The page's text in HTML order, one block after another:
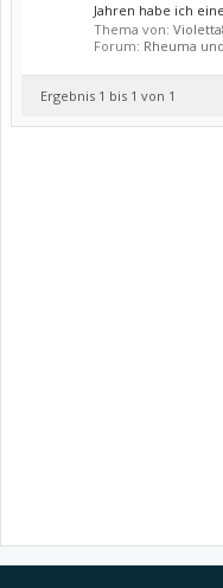
Jahren habe ich
Thema von:
Forum: Rheuma
Ergebnis 1 bis 1 von 1